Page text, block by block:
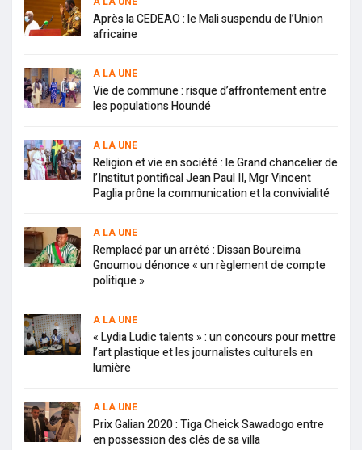
Après la CEDEAO : le Mali suspendu de l’Union
africaine
A LA UNE
Vie de commune : risque d’affrontement entre
les populations Houndé
A LA UNE
Religion et vie en société : le Grand chancelier de
l’Institut pontifical Jean Paul II, Mgr Vincent
Paglia prône la communication et la convivialité
A LA UNE
Remplacé par un arrêté : Dissan Boureima
Gnoumou dénonce « un règlement de compte
politique »
A LA UNE
« Lydia Ludic talents » : un concours pour mettre
l’art plastique et les journalistes culturels en
lumière
A LA UNE
Prix Galian 2020 : Tiga Cheick Sawadogo entre
en possession des clés de sa villa